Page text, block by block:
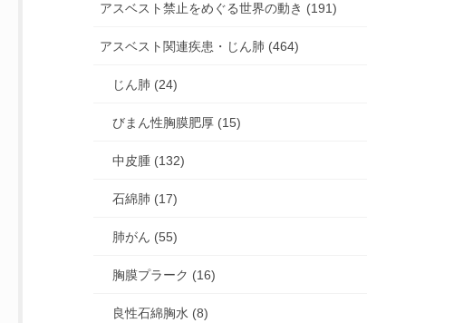
アスベスト禁止をめぐる世界の動き (191)
アスベスト関連疾患・じん肺 (464)
じん肺 (24)
びまん性胸膜肥厚 (15)
中皮腫 (132)
石綿肺 (17)
肺がん (55)
胸膜プラーク (16)
良性石綿胸水 (8)